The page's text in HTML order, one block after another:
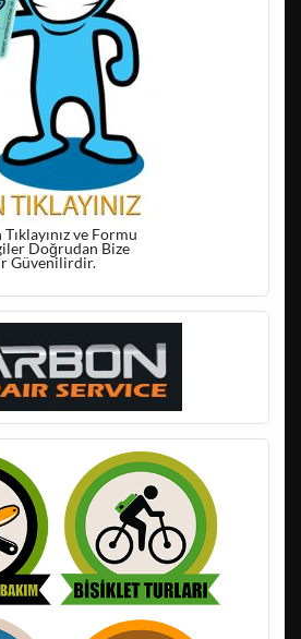
ve Formu
Doğrudan Bize
Güvenilirdir.